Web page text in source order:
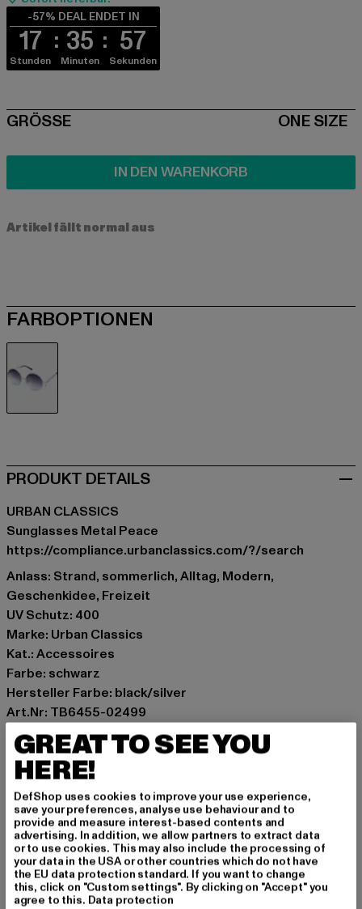
-57% DEAL ENDET IN
17
Stunden
35
Minuten
57
Sekunden
SIZE
GRÖSSE ONE SIZE
IN DEN WARENKORB
Artikel fällt normal aus
FARBOPTIONEN
PRODUKT DETAILS
URBAN CLASSICS
Sunglasses Metal Peace
https://compliance.urbanclassics.com/?/search
Anlass: Strand, sommerlich, Alltag, Modern,
Geschenkidee, Freizeit
UV Schutz: 400
Marke: Urban Classics
Kat.: Accessoires
Farbe: schwarz
Hersteller Farbe: black/silver
Art.Nr: TB6455-02499
Hersteller: TB International GmbH |info@tbint.de
Dr.-Robert-Murjahn-Straße 7 | 64372 Ober-Ramstadt |
DE
GRÖSSE & PASSFORM
PFLEGEHINWEISE
GREAT TO SEE YOU
HERE!
DefShop uses cookies to improve your use experience,
save your preferences, analyse use behaviour and to
provide and measure interest-based contents and
advertising. In addition, we allow partners to extract data
or to use cookies. This may also include the processing of
your data in the USA or other countries which do not have
the EU data protection standard. If you want to change
this, click on "Custom settings". By clicking on "Accept" you
agree to this. Data protection